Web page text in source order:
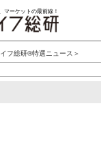
マーケットの最前線！
フ総研®特選ニュース
選ニュ
シニア